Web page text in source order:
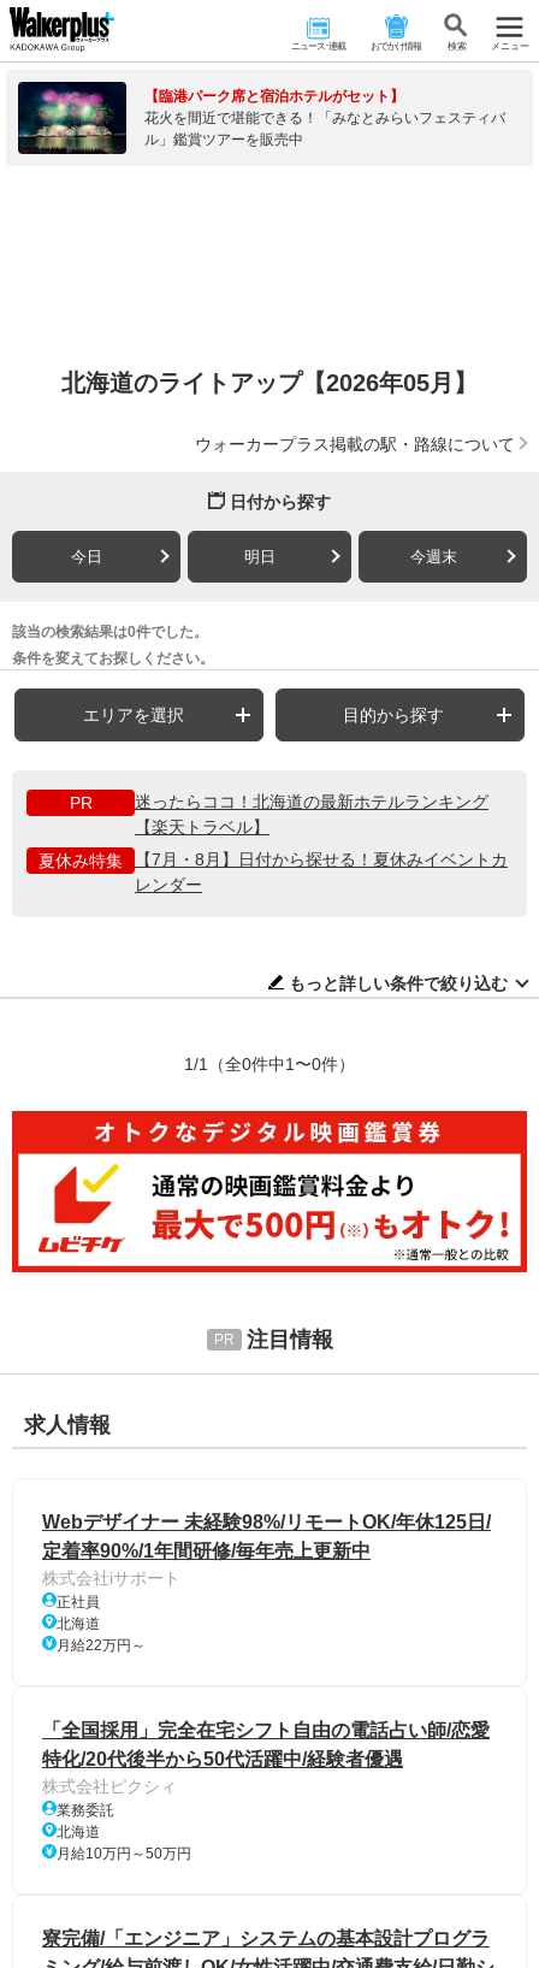
ニュース･連載 おでかけ情報 検 索 メニュー
【臨港パーク席と宿泊ホテルがセット】
花火を間近で堪能できる！「みなとみらいフェスティバ
ル」鑑賞ツアーを販売中
北海道のライトアップ【2026年05月】
ウォーカープラス掲載の駅・路線について
日付から探す
今日 明日 今週末
該当の検索結果は0件でした。
条件を変えてお探しください。
エリアを選択 目的から探す
PR
迷ったらココ！北海道の最新ホテルランキング
【楽天トラベル】
夏休み特集
【7月・8月】日付から探せる！夏休みイベントカ
レンダー
もっと詳しい条件で絞り込む
1/1 （全0件中1〜0件）
注目情報
求人情報
Webデザイナー 未経験98%/リモートOK/年休125日/
定着率90%/1年間研修/毎年売上更新中
株式会社iサポート
正社員
北海道
月給22万円～
「全国採用」完全在宅シフト自由の電話占い師/恋愛
特化/20代後半から50代活躍中/経験者優遇
株式会社ピクシィ
業務委託
北海道
月給10万円～50万円
寮完備/「エンジニア」システムの基本設計プログラ